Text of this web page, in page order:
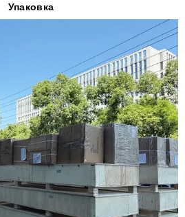
Упаковка